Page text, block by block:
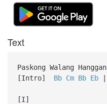
Text
Paskong Walang Hanggan
[Intro] Bb Cm Bb Eb|
[I]